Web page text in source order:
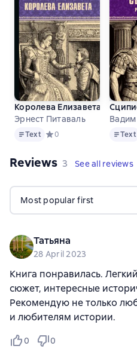
Королева Елизавета
Эрнест Питаваль
TextText Средний рейтинг 0 на
0 TextText
Reviews 3 reviews
3 See all reviews
Most popular first
Татьяна
28 April 2023
Книга понравилась.
сюжет, интересные
Рекомендую не только
и любителям истории.
0 0